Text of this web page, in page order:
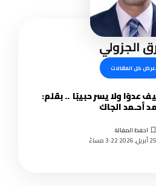
الجزولي
عرض كل المقالات
عدوًا ولا يسر حبيبًا .. بقلم:
أحـمد الجاك